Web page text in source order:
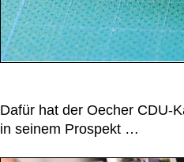
Dafür hat der Oecher CDU-
in seinem Prospekt …